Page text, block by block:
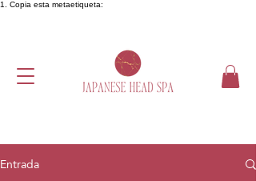
1. Copia esta metaetiqueta:
Entrada